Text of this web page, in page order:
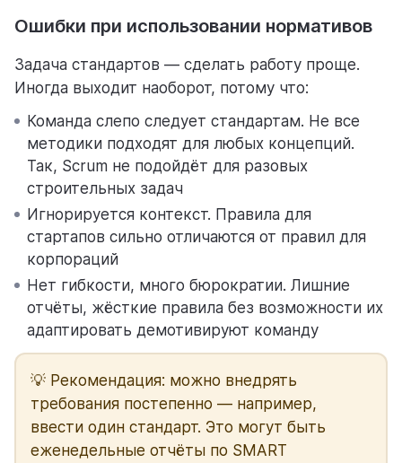
Ошибки при использовании нормативов
Задача стандартов — сделать работу проще.
Иногда выходит наоборот, потому что:
Команда слепо следует стандартам. Не все
методики подходят для любых концепций.
Так, Scrum не подойдёт для разовых
строительных задач
Игнорируется контекст. Правила для
стартапов сильно отличаются от правил для
корпораций
Нет гибкости, много бюрократии. Лишние
отчёты, жёсткие правила без возможности их
адаптировать демотивируют команду
💡 Рекомендация: можно внедрять
требования постепенно — например,
ввести один стандарт. Это могут быть
еженедельные отчёты по SMART